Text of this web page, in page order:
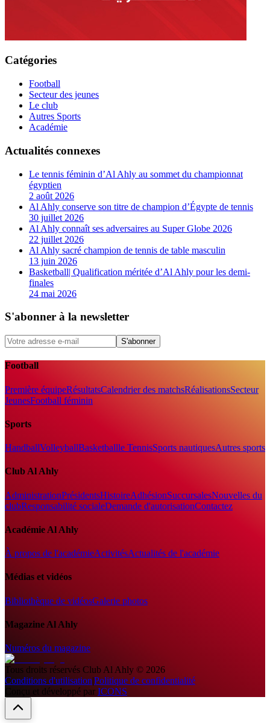
Catégories
Football
Secteur des jeunes
Le club
Autres Sports
Académie
Actualités connexes
Le tennis féminin d’Al Ahly au sommet du championnat
égyptien
2 août 2026
Al Ahly conserve son titre de champion d’Égypte de tennis
30 juillet 2026
Al Ahly connaît ses adversaires au Super Globe 2026
22 juillet 2026
Al Ahly sacré champion de tennis de table masculin
13 juin 2026
Basketball| Qualification méritée d’Al Ahly pour les demi-
finales
24 mai 2026
S'abonner à la newsletter
S'abonner
Football
Première équipeRésultatsCalendrier des matchsRéalisationsSecteur
JeunesFootball féminin
Sports
HandballVolleyballBasketballle TennisSports nautiquesAutres sports
Club Al Ahly
AdministrationPrésidentsHistoireAdhésionSuccursalesNouvelles du
clubResponsabilité socialeDemande d'autorisationContactez
Académie Al Ahly
À propos de l'académieActivitésActualités de l'académie
Médias et vidéos
Bibliothèque de vidéosGalerie photos
Magazine Al Ahly
Numéros du magazine
Tous droits réservés Club Al Ahly © 2026
Conditions d'utilisation|Politique de confidentialité
Conçu et développé par ICONS